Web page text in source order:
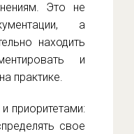
Это не
а
находить
и
практике.
приоритетами:
свое